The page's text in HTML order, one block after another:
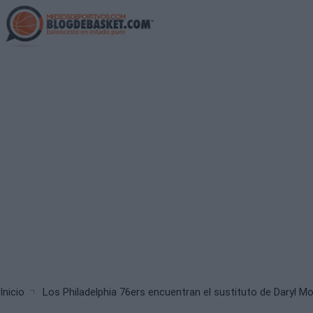
Skip
to
main
Breadcrumb
Inicio Los Philadelphia 76ers encuentran el sustituto de Daryl